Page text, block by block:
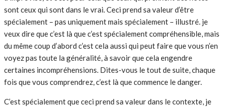
sont ceux qui sont dans le vrai. Ceci prend sa valeur d’être
spécialement – pas uniquement mais spécialement – illustré. je
veux dire que c’est là que c’est spécialement compréhensible, mais
du même coup d’abord c’est cela aussi qui peut faire que vous n’en
voyez pas toute la généralité, à savoir que cela engendre
certaines incompréhensions. Dites-vous le tout de suite, chaque
fois que vous comprendrez, c’est là que commence le danger.
C’est spécialement que ceci prend sa valeur dans le contexte, je